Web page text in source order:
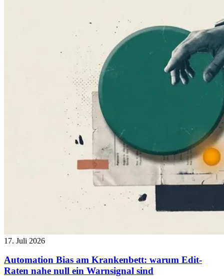
17. Juli 2026
Automation Bias am Krankenbett: warum Edit-
Raten nahe null ein Warnsignal sind